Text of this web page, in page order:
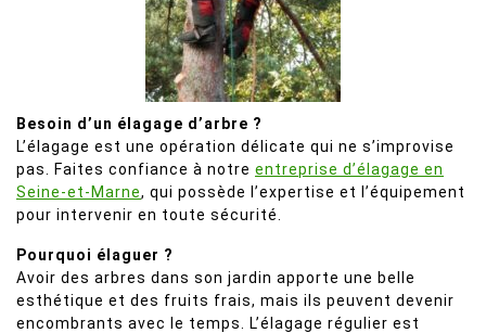
Besoin d’un élagage d’arbre ?
L’élagage est une opération délicate qui ne s’improvise
pas. Faites confiance à notre entreprise d’élagage en
Seine-et-Marne, qui possède l’expertise et l’équipement
pour intervenir en toute sécurité.
Pourquoi élaguer ?
Avoir des arbres dans son jardin apporte une belle
esthétique et des fruits frais, mais ils peuvent devenir
encombrants avec le temps. L’élagage régulier est